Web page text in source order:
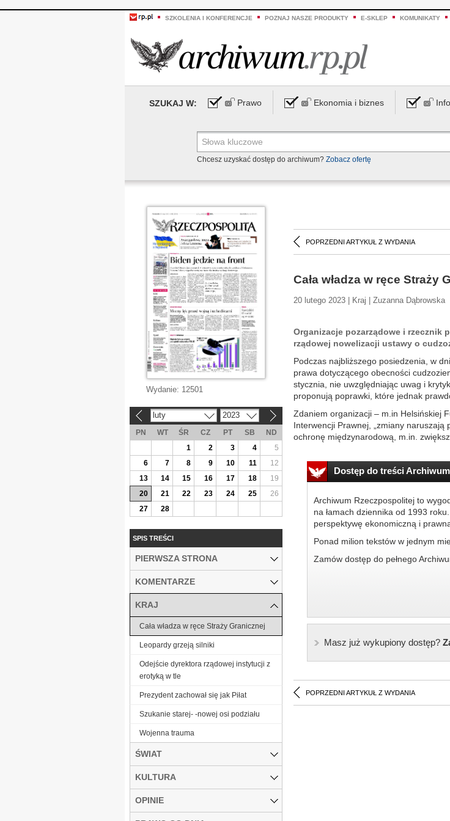
SZKOLENIA I KONFERENCJE POZNAJ NASZE PRODUKTY E-SKLEP KOMUNIKATY
SZUKAJ W: Prawo Ekonomia i biznes
Chcesz uzyskać dostęp do archiwum? Zobacz ofertę
POPRZEDNI ARTYKUŁ Z WYDANIA
Cała władza w ręce Straży
20 lutego 2023 | Kraj | Zuzanna Dąbrowska
Organizacje pozarządowe i rzecznik
rządowej nowelizacji ustawy o
Podczas najbliższego posiedzenia, w
prawa dotyczącego obecności
stycznia, nie uwzględniając uwag i
proponują poprawki, które jednak
Zdaniem organizacji – m.in Helsińskiej
Interwencji Prawnej, „zmiany
ochronę międzynarodową, m.in.
Dostęp do treści
Archiwum Rzeczpospolitej to
na łamach dziennika od 1993
perspektywę ekonomiczną i
Ponad milion tekstów w jednym
Zamów dostęp do pełnego
Masz już wykupiony dostęp?
POPRZEDNI ARTYKUŁ Z WYDANIA
Wydanie: 12501
luty 2023
PN WT ŚR CZ PT SB
ND
1
2 3 4
5
6
7 8 9 10 11
12
13
14 15 16 17 18
19
20
21 22 23 24 25
26
27
28
SPIS TREŚCI
PIERWSZA STRONA
KOMENTARZE
KRAJ
Cała władza w ręce Straży Granicznej
Leopardy grzeją silniki
Odejście dyrektora rządowej instytucji z
erotyką w tle
Prezydent zachował się jak Piłat
Szukanie starej- -nowej osi podziału
Wojenna trauma
ŚWIAT
KULTURA
OPINIE